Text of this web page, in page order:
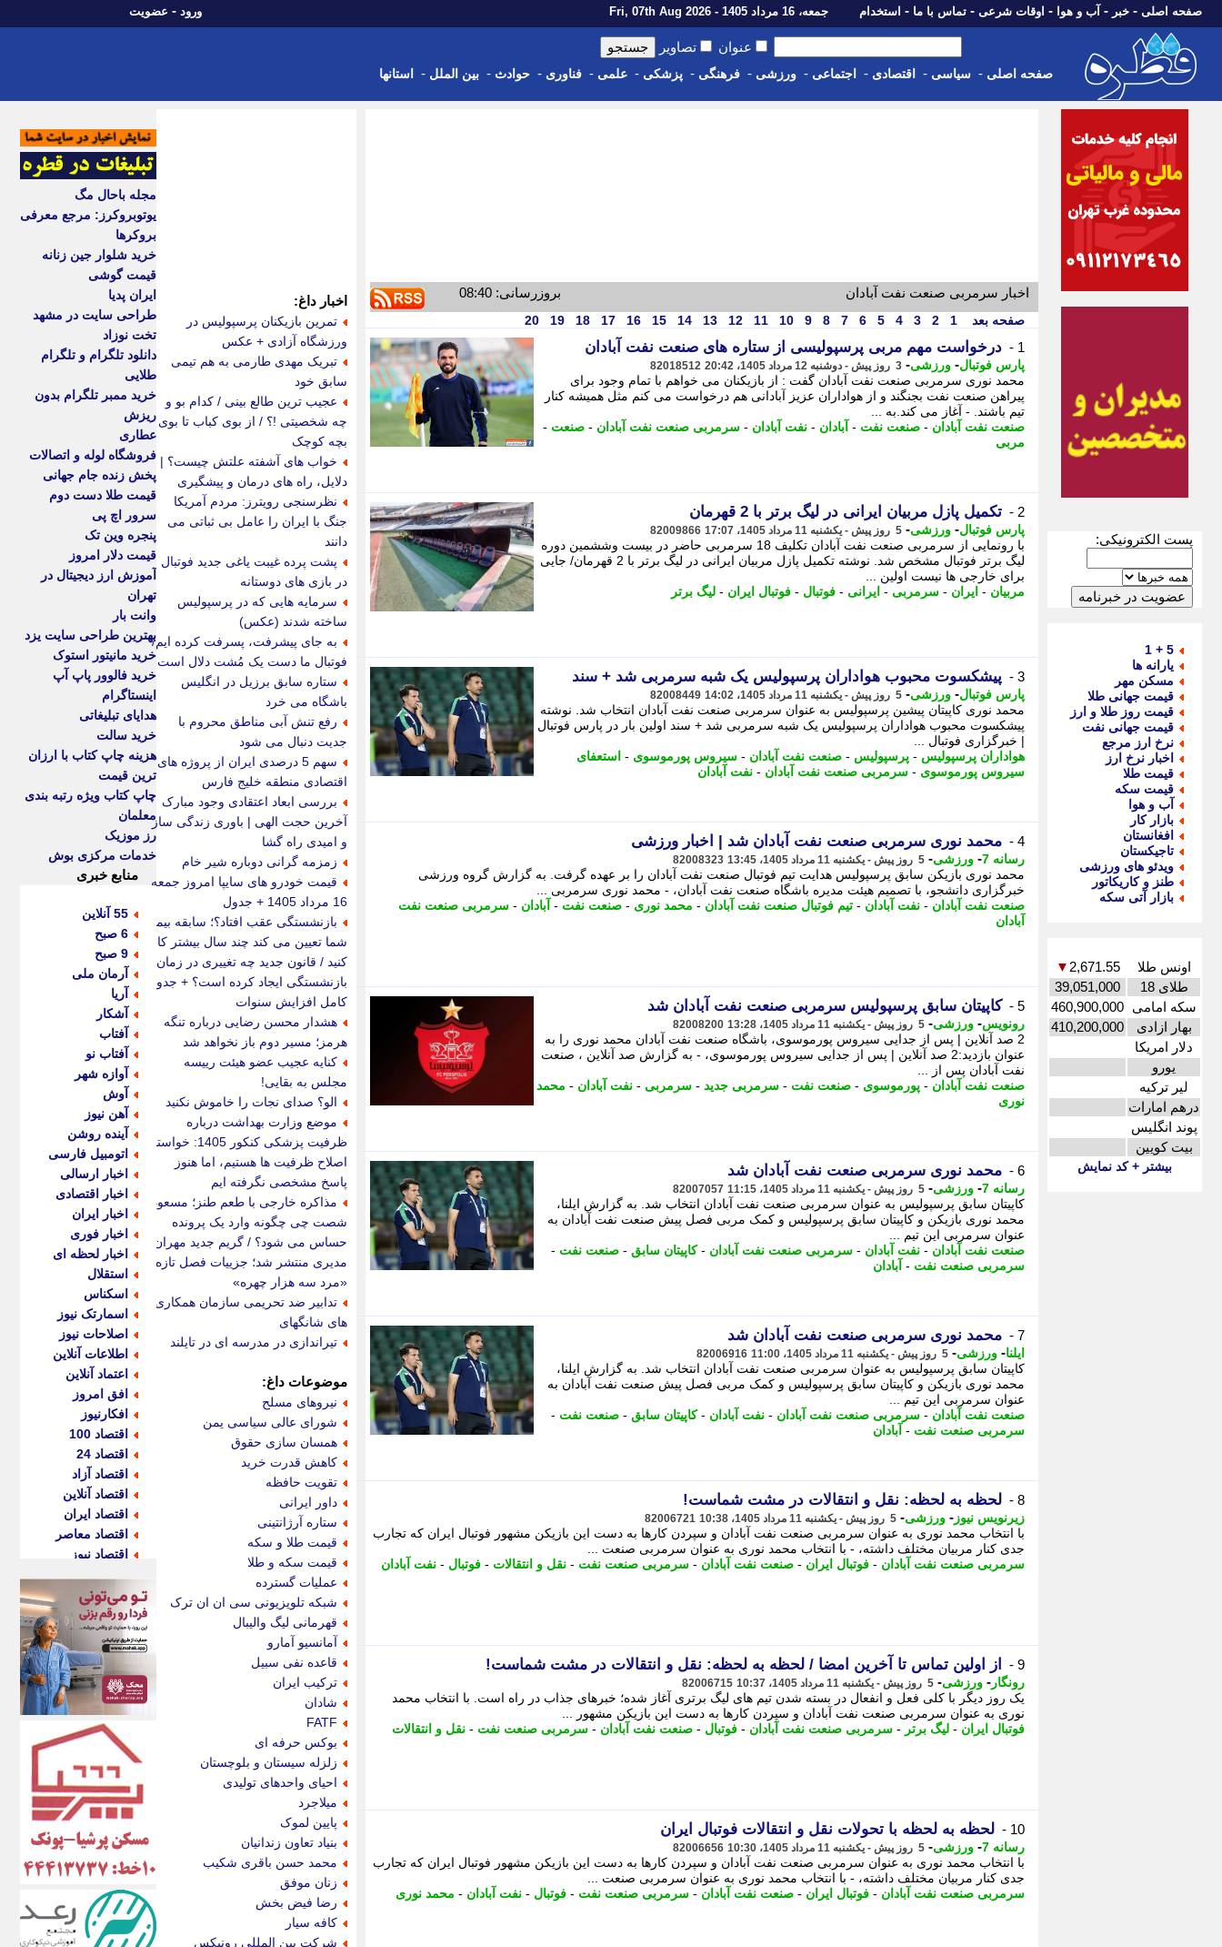
صفحه اصلی - خبر - آب و هوا - اوقات شرعی - تماس با ما - استخدام جمعه، 16 مرداد 1405 - Fri, 07th Aug 2026 ورود - عضویت
عنوان تصاویر
صفحه اصلی - سیاسی - اقتصادی - اجتماعی - ورزشی - فرهنگی - پزشکی - علمی - فناوری - حوادث - بین الملل - استانها
پست الکترونیکی:
5 + 1
یارانه ها
مسکن مهر
قیمت جهانی طلا
قیمت روز طلا و ارز
قیمت جهانی نفت
نرخ ارز مرجع
اخبار نرخ ارز
قیمت طلا
قیمت سکه
آب و هوا
بازار کار
افغانستان
تاجیکستان
ویدئو های ورزشی
طنز و کاریکاتور
بازار آتی سکه
اونس طلا 2,671.55
▼
طلای 18
39,051,000
سکه امامی 460,900,000
بهار ازادی
410,200,000
دلار امریکا
یورو
لیر ترکیه
درهم امارات
پوند انگلیس
بیت کویین
بیشتر + کد نمایش
اخبار سرمربی صنعت نفت آبادان بروزرسانی: 08:40
صفحه بعد 1
2
3
4
5
6
7
8
9
10
11
12
13
14
15
16
17
18
19
20
1 - درخواست مهم مربی پرسپولیسی از ستاره های صنعت نفت آبادان
پارس فوتبال- ورزشی- 3 روز پیش - دوشنبه 12 مرداد 1405، 20:42 82018512
محمد نوری سرمربی صنعت نفت آبادان گفت : از بازیکنان می خواهم با تمام وجود برای
پیراهن صنعت نفت بجنگند و از هواداران عزیز آبادانی هم درخواست می کنم مثل همیشه کنار
تیم باشند. - آغاز می کند.به ...
صنعت نفت آبادان - صنعت نفت - آبادان - نفت آبادان - سرمربی صنعت نفت آبادان - صنعت -
مربی
2 - تکمیل پازل مربیان ایرانی در لیگ برتر با 2 قهرمان
پارس فوتبال- ورزشی- 5 روز پیش - یکشنبه 11 مرداد 1405، 17:07 82009866
با رونمایی از سرمربی صنعت نفت آبادان تکلیف 18 سرمربی حاضر در بیست وششمین دوره
لیگ برتر فوتبال مشخص شد. نوشته تکمیل پازل مربیان ایرانی در لیگ برتر با 2 قهرمان/ جایی
برای خارجی ها نیست اولین ...
مربیان - ایران - سرمربی - ایرانی - فوتبال - فوتبال ایران - لیگ برتر
3 - پیشکسوت محبوب هواداران پرسپولیس یک شبه سرمربی شد + سند
پارس فوتبال- ورزشی- 5 روز پیش - یکشنبه 11 مرداد 1405، 14:02 82008449
محمد نوری کاپیتان پیشین پرسپولیس به عنوان سرمربی صنعت نفت آبادان انتخاب شد. نوشته
پیشکسوت محبوب هواداران پرسپولیس یک شبه سرمربی شد + سند اولین بار در پارس فوتبال
| خبرگزاری فوتبال ...
هواداران پرسپولیس - پرسپولیس - صنعت نفت آبادان - سیروس پورموسوی - استعفای
سیروس پورموسوی - سرمربی صنعت نفت آبادان - نفت آبادان
4 - محمد نوری سرمربی صنعت نفت آبادان شد | اخبار ورزشی
رسانه 7 - ورزشی- 5 روز پیش - یکشنبه 11 مرداد 1405، 13:45 82008323
محمد نوری بازیکن سابق پرسپولیس هدایت تیم فوتبال صنعت نفت آبادان را بر عهده گرفت. به گزارش گروه ورزشی
خبرگزاری دانشجو، با تصمیم هیئت مدیره باشگاه صنعت نفت آبادان، - محمد نوری سرمربی ...
صنعت نفت آبادان - نفت آبادان - تیم فوتبال صنعت نفت آبادان - محمد نوری - صنعت نفت - آبادان - سرمربی صنعت نفت
آبادان
5 - کاپیتان سابق پرسپولیس سرمربی صنعت نفت آبادان شد
رونویس- ورزشی- 5 روز پیش - یکشنبه 11 مرداد 1405، 13:28 82008200
2 صد آنلاین | پس از جدایی سیروس پورموسوی، باشگاه صنعت نفت آبادان محمد نوری را به
عنوان بازدید:2 صد آنلاین | پس از جدایی سیروس پورموسوی، - به گزارش صد آنلاین ، صنعت
نفت آبادان پس از ...
صنعت نفت آبادان - پورموسوی - صنعت نفت - سرمربی جدید - سرمربی - نفت آبادان - محمد
نوری
6 - محمد نوری سرمربی صنعت نفت آبادان شد
رسانه 7 - ورزشی- 5 روز پیش - یکشنبه 11 مرداد 1405، 11:15 82007057
کاپیتان سابق پرسپولیس به عنوان سرمربی صنعت نفت آبادان انتخاب شد. به گزارش ایلنا،
محمد نوری بازیکن و کاپیتان سابق پرسپولیس و کمک مربی فصل پیش صنعت نفت آبادان به
عنوان سرمربی این تیم ...
صنعت نفت آبادان - نفت آبادان - سرمربی صنعت نفت آبادان -کاپیتان سابق - صنعت نفت -
سرمربی صنعت نفت - آبادان
7 - محمد نوری سرمربی صنعت نفت آبادان شد
ایلنا- ورزشی- 5 روز پیش - یکشنبه 11 مرداد 1405، 11:00 82006916
کاپیتان سابق پرسپولیس به عنوان سرمربی صنعت نفت آبادان انتخاب شد. به گزارش ایلنا،
محمد نوری بازیکن و کاپیتان سابق پرسپولیس و کمک مربی فصل پیش صنعت نفت آبادان به
عنوان سرمربی این تیم ...
صنعت نفت آبادان - سرمربی صنعت نفت آبادان - نفت آبادان -کاپیتان سابق - صنعت نفت -
سرمربی صنعت نفت - آبادان
8 - لحظه به لحظه: نقل و انتقالات در مشت شماست!
زیرنویس نیوز - ورزشی- 5 روز پیش - یکشنبه 11 مرداد 1405، 10:38 82006721
با انتخاب محمد نوری به عنوان سرمربی صنعت نفت آبادان و سپردن کارها به دست این بازیکن مشهور فوتبال ایران که تجارب
جدی کنار مربیان مختلف داشته، - با انتخاب محمد نوری به عنوان سرمربی صنعت ...
سرمربی صنعت نفت آبادان - فوتبال ایران - صنعت نفت آبادان - سرمربی صنعت نفت - نقل و انتقالات - فوتبال - نفت آبادان
9 - از اولین تماس تا آخرین امضا / لحظه به لحظه: نقل و انتقالات در مشت شماست!
رونگار - ورزشی- 5 روز پیش - یکشنبه 11 مرداد 1405، 10:37 82006715
یک روز دیگر با کلی فعل و انفعال در بسته شدن تیم های لیگ برتری آغاز شده؛ خبرهای جذاب در راه است. با انتخاب محمد
نوری به عنوان سرمربی صنعت نفت آبادان و سپردن کارها به دست این بازیکن مشهور ...
فوتبال ایران - لیگ برتر - سرمربی صنعت نفت آبادان - فوتبال - صنعت نفت آبادان - سرمربی صنعت نفت - نقل و انتقالات
10 - لحظه به لحظه با تحولات نقل و انتقالات فوتبال ایران
رسانه 7 - ورزشی- 5 روز پیش - یکشنبه 11 مرداد 1405، 10:30 82006656
با انتخاب محمد نوری به عنوان سرمربی صنعت نفت آبادان و سپردن کارها به دست این بازیکن مشهور فوتبال ایران که تجارب
جدی کنار مربیان مختلف داشته، - با انتخاب محمد نوری به عنوان سرمربی صنعت ...
سرمربی صنعت نفت آبادان - فوتبال ایران - صنعت نفت آبادان - سرمربی صنعت نفت - فوتبال - نفت آبادان - محمد نوری
اخبار داغ:
تمرین بازیکنان پرسپولیس در
ورزشگاه آزادی + عکس
تبریک مهدی طارمی به هم تیمی
سابق خود
عجیب ترین طالع بینی / کدام بو و
چه شخصیتی !؟ / از بوی کباب تا بوی
بچه کوچک
خواب های آشفته علتش چیست؟ |
دلایل، راه های درمان و پیشگیری
نظرسنجی رویترز: مردم آمریکا
جنگ با ایران را عامل بی ثباتی می
دانند
پشت پرده غیبت یاغی جدید فوتبال
در بازی های دوستانه
سرمایه هایی که در پرسپولیس
ساخته شدند (عکس)
به جای پیشرفت، پسرفت کرده ایم/
فوتبال ما دست یک مُشت دلال است
ستاره سابق برزیل در انگلیس
باشگاه می خرد
رفع تنش آبی مناطق محروم با
جدیت دنبال می شود
سهم 5 درصدی ایران از پروژه های
اقتصادی منطقه خلیج فارس
بررسی ابعاد اعتقادی وجود مبارک
آخرین حجت الهی | باوری زندگی ساز
و امیدی راه گشا
زمزمه گرانی دوباره شیر خام
قیمت خودرو های سایپا امروز جمعه
16 مرداد 1405 + جدول
بازنشستگی عقب افتاد؟؛ سابقه بیمه
شما تعیین می کند چند سال بیشتر کار
کنید / قانون جدید چه تغییری در زمان
بازنشستگی ایجاد کرده است؟ + جدول
کامل افزایش سنوات
هشدار محسن رضایی درباره تنگه
هرمز؛ مسیر دوم باز نخواهد شد
کنایه عجیب عضو هیئت رییسه
مجلس به بقایی!
الو؟ صدای نجات را خاموش نکنید
موضع وزارت بهداشت درباره
ظرفیت پزشکی کنکور 1405: خواستار
اصلاح ظرفیت ها هستیم، اما هنوز
پاسخ مشخصی نگرفته ایم
مذاکره خارجی با طعم طنز؛ مسعود
شصت چی چگونه وارد یک پرونده
حساس می شود؟ / گریم جدید مهران
مدیری منتشر شد؛ جزییات فصل تازه
«مرد سه هزار چهره»
تدابیر ضد تحریمی سازمان همکاری
های شانگهای
تیراندازی در مدرسه ای در تایلند
موضوعات داغ:
نیروهای مسلح
شورای عالی سیاسی یمن
همسان سازی حقوق
کاهش قدرت خرید
تقویت حافظه
داور ایرانی
ستاره آرژانتینی
قیمت طلا و سکه
قیمت سکه و طلا
عملیات گسترده
شبکه تلویزیونی سی ان ان ترک
قهرمانی لیگ والیبال
آمانسیو آمارو
قاعده نفی سبیل
ترکیب ایران
شادان
FATF
بوکس حرفه ای
زلزله سیستان و بلوچستان
احیای واحدهای تولیدی
میلاجرد
پایین لموک
بنیاد تعاون زندانیان
محمد حسن باقری شکیب
زنان موفق
رضا فیض بخش
کافه سیار
شرکت بین المللی رونیکس
مجله باحال مگ
یوتوبروکرز: مرجع معرفی
بروکرها
خرید شلوار جین زنانه
قیمت گوشی
ایران پدیا
طراحی سایت در مشهد
تخت نوزاد
دانلود تلگرام و تلگرام
طلایی
خرید ممبر تلگرام بدون
ریزش
عطاری
فروشگاه لوله و اتصالات
پخش زنده جام جهانی
قیمت طلا دست دوم
سرور اچ پی
پنجره وین تک
قیمت دلار امروز
آموزش ارز دیجیتال در
تهران
وانت بار
بهترین طراحی سایت یزد
خرید مانیتور استوک
خرید فالوور پاپ آپ
اینستاگرام
هدایای تبلیغاتی
خرید سالت
هزینه چاپ کتاب با ارزان
ترین قیمت
چاپ کتاب ویژه رتبه بندی
معلمان
رز موزیک
خدمات مرکزی بوش
منابع خبری
55 آنلاین
6 صبح
9 صبح
آرمان ملی
آریا
آشکار
آفتاب
آفتاب نو
آوازه شهر
آوش
آهن نیوز
آینده روشن
اتومبیل فارسی
اخبار ارسالی
اخبار اقتصادی
اخبار ایران
اخبار فوری
اخبار لحظه ای
استقلال
اسکناس
اسمارتک نیوز
اصلاحات نیوز
اطلاعات آنلاین
اعتماد آنلاین
افق امروز
افکارنیوز
اقتصاد 100
اقتصاد 24
اقتصاد آزاد
اقتصاد آنلاین
اقتصاد ایران
اقتصاد معاصر
اقتصاد نیوز
اکوفارس
اکونگار
اکونیوز
الف
انتشار آنلاین
اندیشه قرن
اندیشه معاصر
اندیشه ها
انرژی پرس
ای استخدام
ایتنا
ایراف
ایران آرت
ایران آنلاین
ایران زندگی
ایران فوری
ایرانی روز
ایرانیتال